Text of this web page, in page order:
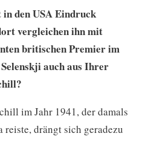
den USA Eindruck
vergleichen ihn mit
britischen Premier im
auch aus Ihrer
im Jahr 1941, der damals
drängt sich geradezu